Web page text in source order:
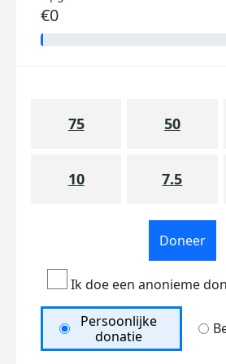
€0
75 50
10 7.5
Doneer
Ik doe een anonieme
Persoonlijke
donatie